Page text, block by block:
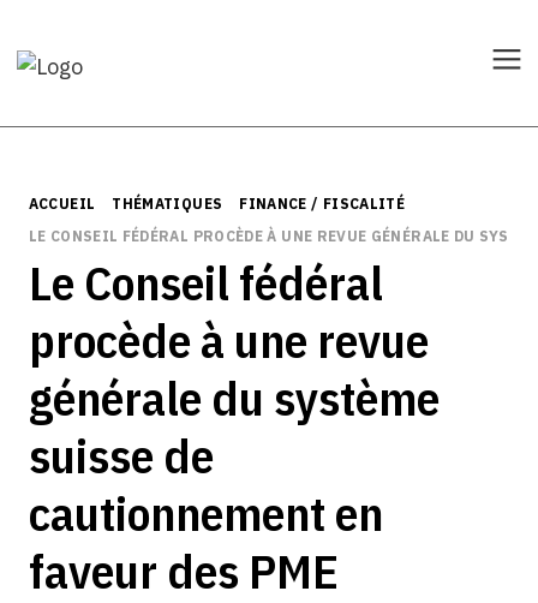
ACCUEIL THÉMATIQUES
FINANCE / FISCALITÉ
LE CONSEIL FÉDÉRAL PROCÈDE À UNE REVUE GÉNÉRALE DU
Le Conseil fédéral
procède à une revue
générale du système
suisse de
cautionnement en
faveur des PME